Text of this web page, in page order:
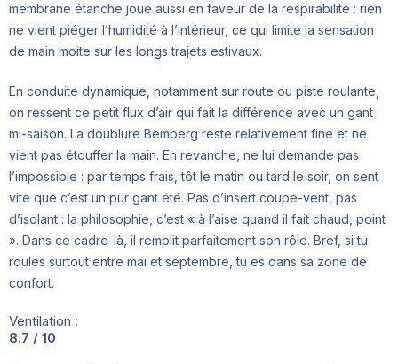
membrane étanche joue aussi en faveur de la respirabilité : rien
ne vient piéger l’humidité à l’intérieur, ce qui limite la sensation
de main moite sur les longs trajets estivaux.
En conduite dynamique, notamment sur route ou piste roulante,
on ressent ce petit flux d’air qui fait la différence avec un gant
mi-saison. La doublure Bemberg reste relativement fine et ne
vient pas étouffer la main. En revanche, ne lui demande pas
l’impossible : par temps frais, tôt le matin ou tard le soir, on sent
vite que c’est un pur gant été. Pas d’insert coupe-vent, pas
d’isolant : la philosophie, c’est « à l’aise quand il fait chaud, point
». Dans ce cadre-là, il remplit parfaitement son rôle. Bref, si tu
roules surtout entre mai et septembre, tu es dans sa zone de
confort.
Ventilation :
8.7 / 10